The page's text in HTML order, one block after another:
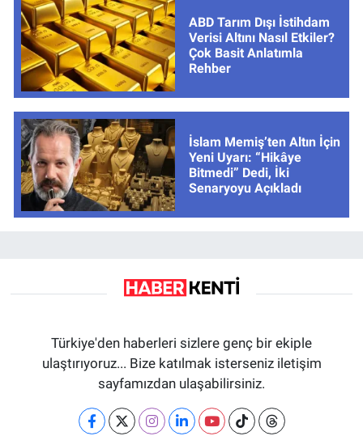
ABD Tarım Dışı İstihdam
Verisi Altını Nasıl Etkiler?
Çok Basit Anlatımla
Rehber
İslam Memiş’ten Altın İçin
Yeni Uyarı: “Hikâye
Bitmedi” Dedi, İki
Senaryoyu Açıkladı
Türkiye'den haberleri sizlere genç bir ekiple
ulaştırıyoruz... Bize katılmak isterseniz iletişim
sayfamızdan ulaşabilirsiniz.